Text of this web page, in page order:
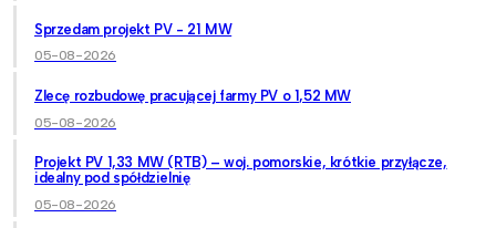
Sprzedam projekt PV - 21 MW
05-08-2026
Zlecę rozbudowę pracującej farmy PV o 1,52 MW
05-08-2026
Projekt PV 1,33 MW (RTB) – woj. pomorskie, krótkie przyłącze,
idealny pod spółdzielnię
05-08-2026